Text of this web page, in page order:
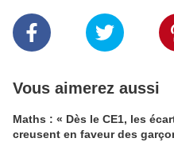
Vous aimerez aussi
Maths : « Dès le CE1, les
creusent en faveur des